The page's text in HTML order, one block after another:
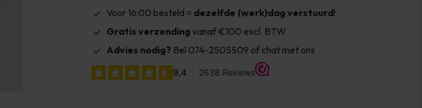
Voor 16:00 besteld = dezelfde (werk)dag verstuurd!
Gratis verzending vanaf €100 excl. BTW
Advies nodig? Bel 074-2505509 of chat met ons